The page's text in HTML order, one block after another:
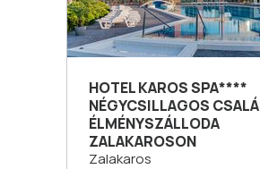
HOTEL KAROS SPA****
NÉGYCSILLAGOS
ÉLMÉNYSZÁLLODA
ZALAKAROSON
Zalakaros